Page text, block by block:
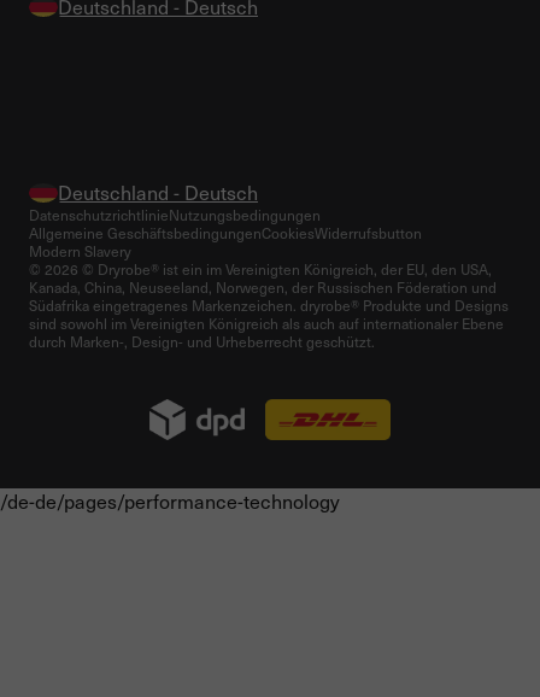
© 2026 © Dryrobe® ist ein im Vereinigten Königreich, der EU, den USA,
Kanada, China, Neuseeland, Norwegen, der Russischen Föderation und
Südafrika eingetragenes Markenzeichen. dryrobe® Produkte und Designs
sind sowohl im Vereinigten Königreich als auch auf internationaler Ebene
durch Marken-, Design- und Urheberrecht geschützt.
DatenschutzrichtlinieNutzungsbedingungen
Allgemeine GeschäftsbedingungenCookiesWiderrufsbutton
Modern Slavery
/de-de/pages/performance-technology